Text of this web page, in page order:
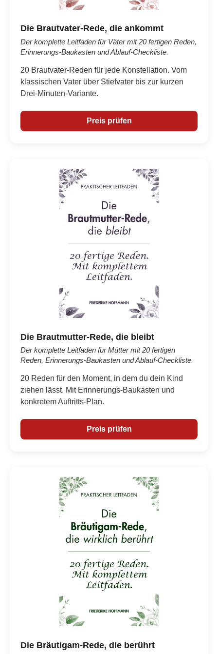
Die Brautvater-Rede, die ankommt
Der komplette Leitfaden für Väter mit 20 fertigen Reden,
Erinnerungs-Baukasten und Ablauf-Checkliste.
20 Brautvater-Reden für jede Konstellation. Vom
klassischen Vater über Stiefvater bis zur kurzen
Drei-Minuten-Variante.
Preis prüfen
Die Brautmutter-Rede, die bleibt
Der komplette Leitfaden für Mütter mit 20 fertigen
Reden, Erinnerungs-Baukasten und Ablauf-Checkliste.
20 Reden für den Moment, in dem du dein Kind
ziehen lässt. Mit Erinnerungs-Baukasten und
konkretem Auftritts-Plan.
Preis prüfen
Die Bräutigam-Rede, die berührt